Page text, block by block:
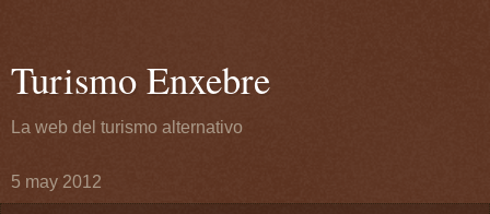
Turismo Enxebre
La web del turismo alternativo
5 may 2012